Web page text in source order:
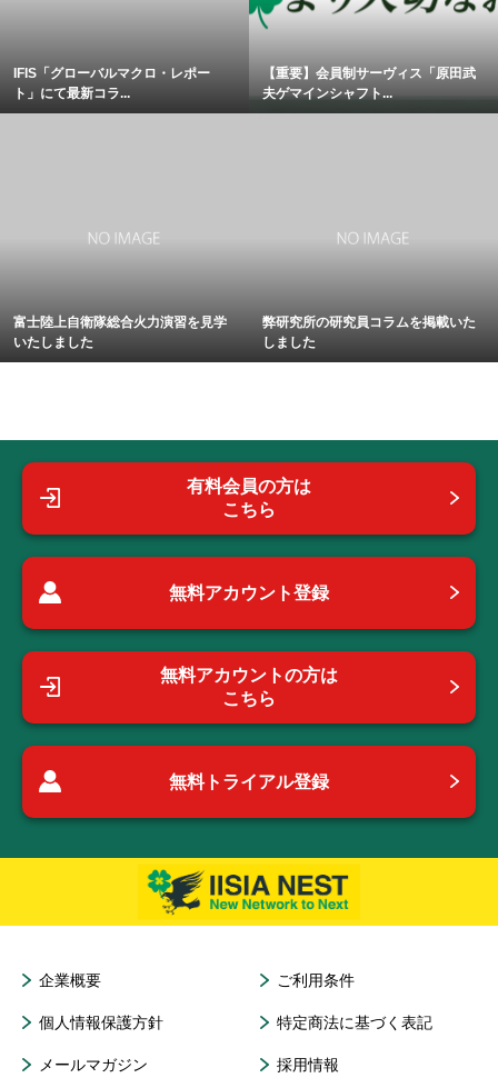
IFIS「グローバルマクロ・レポー
ト」にて最新コラ...
【重要】会員制サーヴィス「原田武
夫ゲマインシャフト...
富士陸上自衛隊総合火力演習を見学
いたしました
弊研究所の研究員コラムを掲載いた
しました
有料会員の方は
こちら
無料アカウント登録
無料アカウントの方は
こちら
無料トライアル登録
企業概要 ご利用条件
個人情報保護方針 特定商法に基づく表記
メールマガジン 採用情報